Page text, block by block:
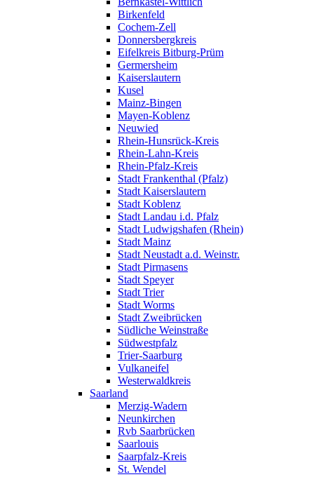
Birkenfeld
Cochem-Zell
Donnersbergkreis
Eifelkreis Bitburg-Prüm
Germersheim
Kaiserslautern
Kusel
Mainz-Bingen
Mayen-Koblenz
Neuwied
Rhein-Hunsrück-Kreis
Rhein-Lahn-Kreis
Rhein-Pfalz-Kreis
Stadt Frankenthal (Pfalz)
Stadt Kaiserslautern
Stadt Koblenz
Stadt Landau i.d. Pfalz
Stadt Ludwigshafen (Rhein)
Stadt Mainz
Stadt Neustadt a.d. Weinstr.
Stadt Pirmasens
Stadt Speyer
Stadt Trier
Stadt Worms
Stadt Zweibrücken
Südliche Weinstraße
Südwestpfalz
Trier-Saarburg
Vulkaneifel
Westerwaldkreis
Saarland
Merzig-Wadern
Neunkirchen
Rvb Saarbrücken
Saarlouis
Saarpfalz-Kreis
St. Wendel